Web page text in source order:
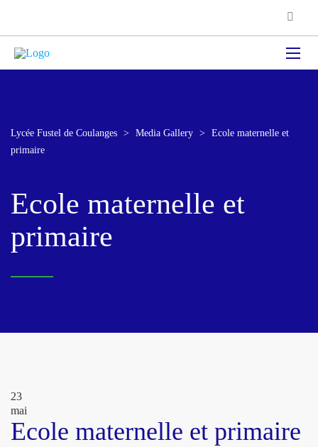
Lycée Fustel de Coulanges > Media Gallery >
Ecole maternelle et
primaire
Ecole maternelle et
primaire
23
mai
Ecole maternelle et primaire